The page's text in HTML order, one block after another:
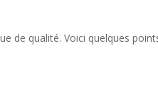
de qualité. Voici quelques